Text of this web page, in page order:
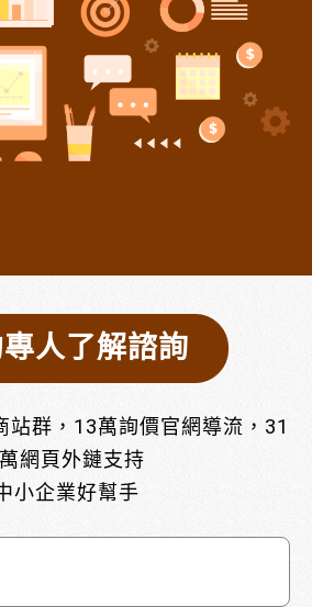
人了解諮詢
站群，13萬詢價官網導流，31
網頁外鏈支持
小企業好幫手